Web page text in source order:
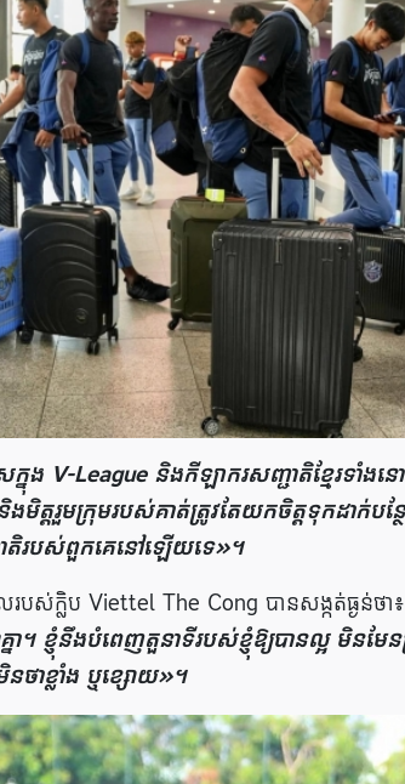
នុង V-League និងកីឡាករសញ្ជាតិខ្មែរទាំង
មិត្តរួមក្រុមរបស់គាត់ត្រូវតែយកចិត្តទុកដាក់ប
តិរបស់ពួកគេនៅឡើយទេ»។
របស់ក្លិប Viettel The Cong បានសង្កត់ធ្ងន់ថា៖
។ ខ្ញុំនឹងបំពេញតួនាទីរបស់ខ្ញុំឱ្យបានល្អ មិនមែន
ថាខ្លាំង ឬខ្សោយ»។